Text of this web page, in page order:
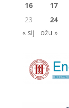
16
17
23
24
« sij
ožu »